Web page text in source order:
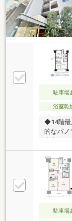
210m・
園：約
駐車場
浴室乾
◆14階最
的なパノ
占めで
スイー
コニー
たリノ
ていま
内。休
街やス
存分に
駐車場